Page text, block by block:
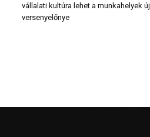
vállalati kultúra lehet a munkahelyek új
versenyelőnye